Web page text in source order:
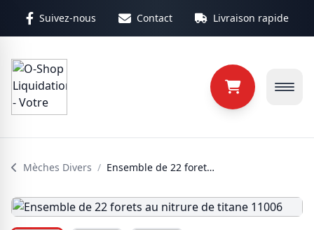
Suivez-nous Contact Livraison rapide
Mèches Divers / Ensemble de 22 forets au nitrure de titane 11006